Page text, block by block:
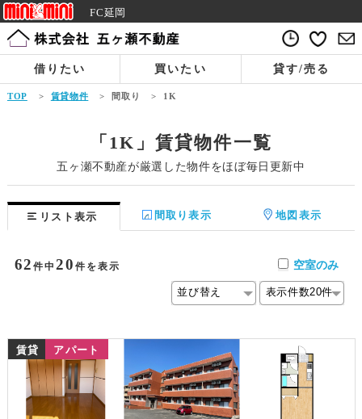
FC延岡
借りたい 買いたい 貸す/売る
TOP > 賃貸物件 > 間取り > 1K
「1K」賃貸物件一覧
五ヶ瀬不動産が厳選した物件をほぼ毎日更新中
リスト表示 間取り表示 地図表示
62件中20件を表示 空室のみ
賃貸 アパート